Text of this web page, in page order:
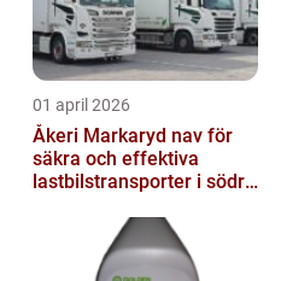
01 april 2026
Åkeri Markaryd nav för
säkra och effektiva
lastbilstransporter i södra